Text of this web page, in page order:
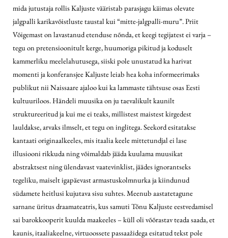
mida jutustaja rollis Kaljuste vääristab parasjagu käimas olevate
jalgpalli karikavõistluste taustal kui “mitte-jalgpalli-muru”. Priit
Võigemast on lavastanud etenduse nõnda, et keegi tegijatest ei varja –
tegu on pretensioonitult kerge, huumoriga pikitud ja koduselt
kammerliku meelelahutusega, siiski pole unustatud ka harivat
momenti ja konferansjee Kaljuste leiab hea koha informeerimaks
publikut nii Naissaare ajaloo kui ka lammaste tähtsuse osas Eesti
kultuuriloos. Händeli muusika on ju taevalikult kaunilt
struktureeritud ja kui me ei teaks, millistest maistest kirgedest
lauldakse, arvaks ilmselt, et tegu on inglitega. Seekord esitatakse
kantaati originaalkeeles, mis itaalia keele mittetundjal ei lase
illusiooni rikkuda ning võimaldab jääda kuulama muusikat
abstraktsest ning ülendavast vaatevinklist, jäädes ignorantseks
tegeliku, maiselt igapäevast armastuskolmnurka ja kiindunud
südamete heitlusi kujutava sisu suhtes. Meenub aastatetagune
sarnane üritus draamateatris, kus samuti Tõnu Kaljuste eestvedamisel
sai barokkooperit kuulda maakeeles – küll oli võõrastav teada saada, et
kaunis, itaaliakeelne, virtuoossete passaažidega esitatud tekst pole